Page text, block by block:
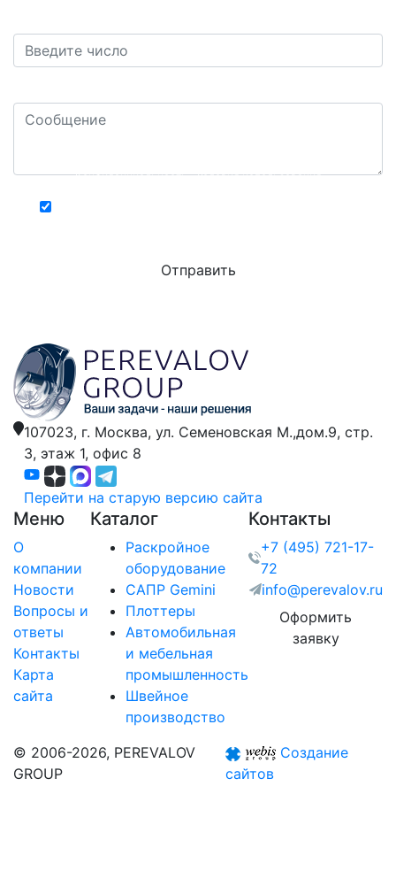
Конфиденциальность - Условия использования
107023, г. Москва, ул. Семеновская М.,дом.9, стр.
3, этаж 1, офис 8
Перейти на старую версию сайта
Меню
О
компании
Новости
Вопросы и
ответы
Контакты
Карта
сайта
Каталог
Раскройное
оборудование
САПР Gemini
Плоттеры
Автомобильная
и мебельная
промышленность
Швейное
производство
Контакты
+7 (495) 721-17-
72
info@perevalov.ru
Оформить
заявку
© 2006-2026, PEREVALOV
GROUP
Создание
сайтов